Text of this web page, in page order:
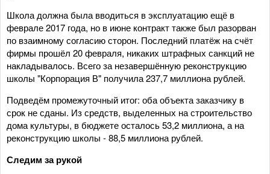
Школа должна была вводиться в эксплуатацию ещё в
феврале 2017 года, но в июне контракт также был разорван
по взаимному согласию сторон. Последний платёж на счёт
фирмы прошёл 20 февраля, никаких штрафных санкций не
накладывалось. Всего за незавершённую реконструкцию
школы "Корпорация В" получила 237,7 миллиона рублей.
Подведём промежуточный итог: оба объекта заказчику в
срок не сданы. Из средств, выделенных на строительство
дома культуры, в бюджете осталось 53,2 миллиона, а на
реконструкцию школы - 88,5 миллиона рублей.
Следим за рукой